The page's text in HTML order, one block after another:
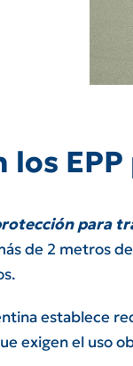
los
para
de 2 metros
establece
exigen el uso